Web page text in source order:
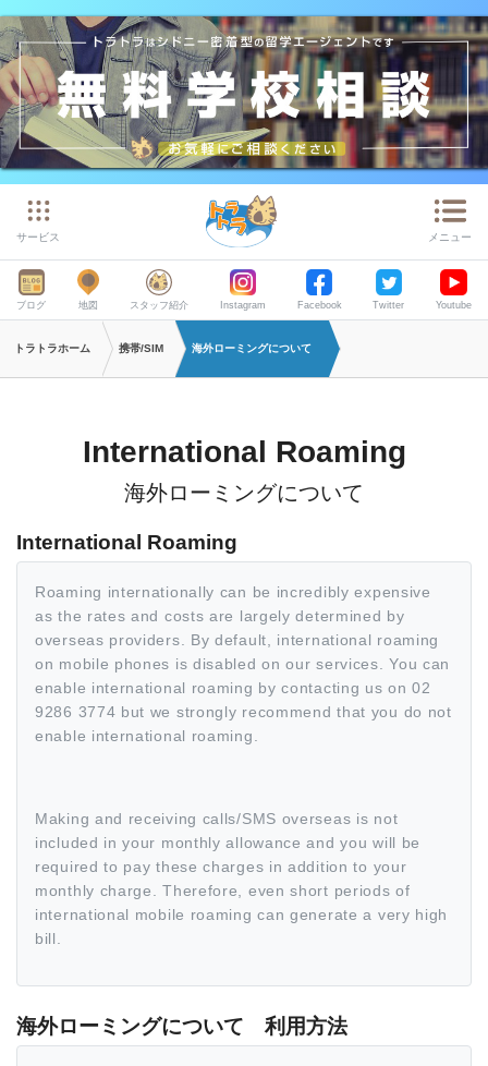
サービス メニュー
ブログ 地図 スタッフ紹介 Instagram Facebook Twitter Youtube
トラトラホーム 携帯/SIM 海外ローミングについて
International Roaming
海外ローミングについて
International Roaming
Roaming internationally can be incredibly expensive
as the rates and costs are largely determined by
overseas providers. By default, international roaming
on mobile phones is disabled on our services. You can
enable international roaming by contacting us on 02
9286 3774 but we strongly recommend that you do not
enable international roaming.
Making and receiving calls/SMS overseas is not
included in your monthly allowance and you will be
required to pay these charges in addition to your
monthly charge. Therefore, even short periods of
international mobile roaming can generate a very high
bill.
海外ローミングについて 利用方法